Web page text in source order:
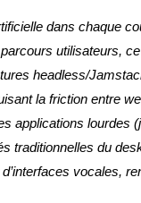
dans chaque
utilisateurs,
headless/
la friction entre
applications lourdes
traditionnelles du
vocales,